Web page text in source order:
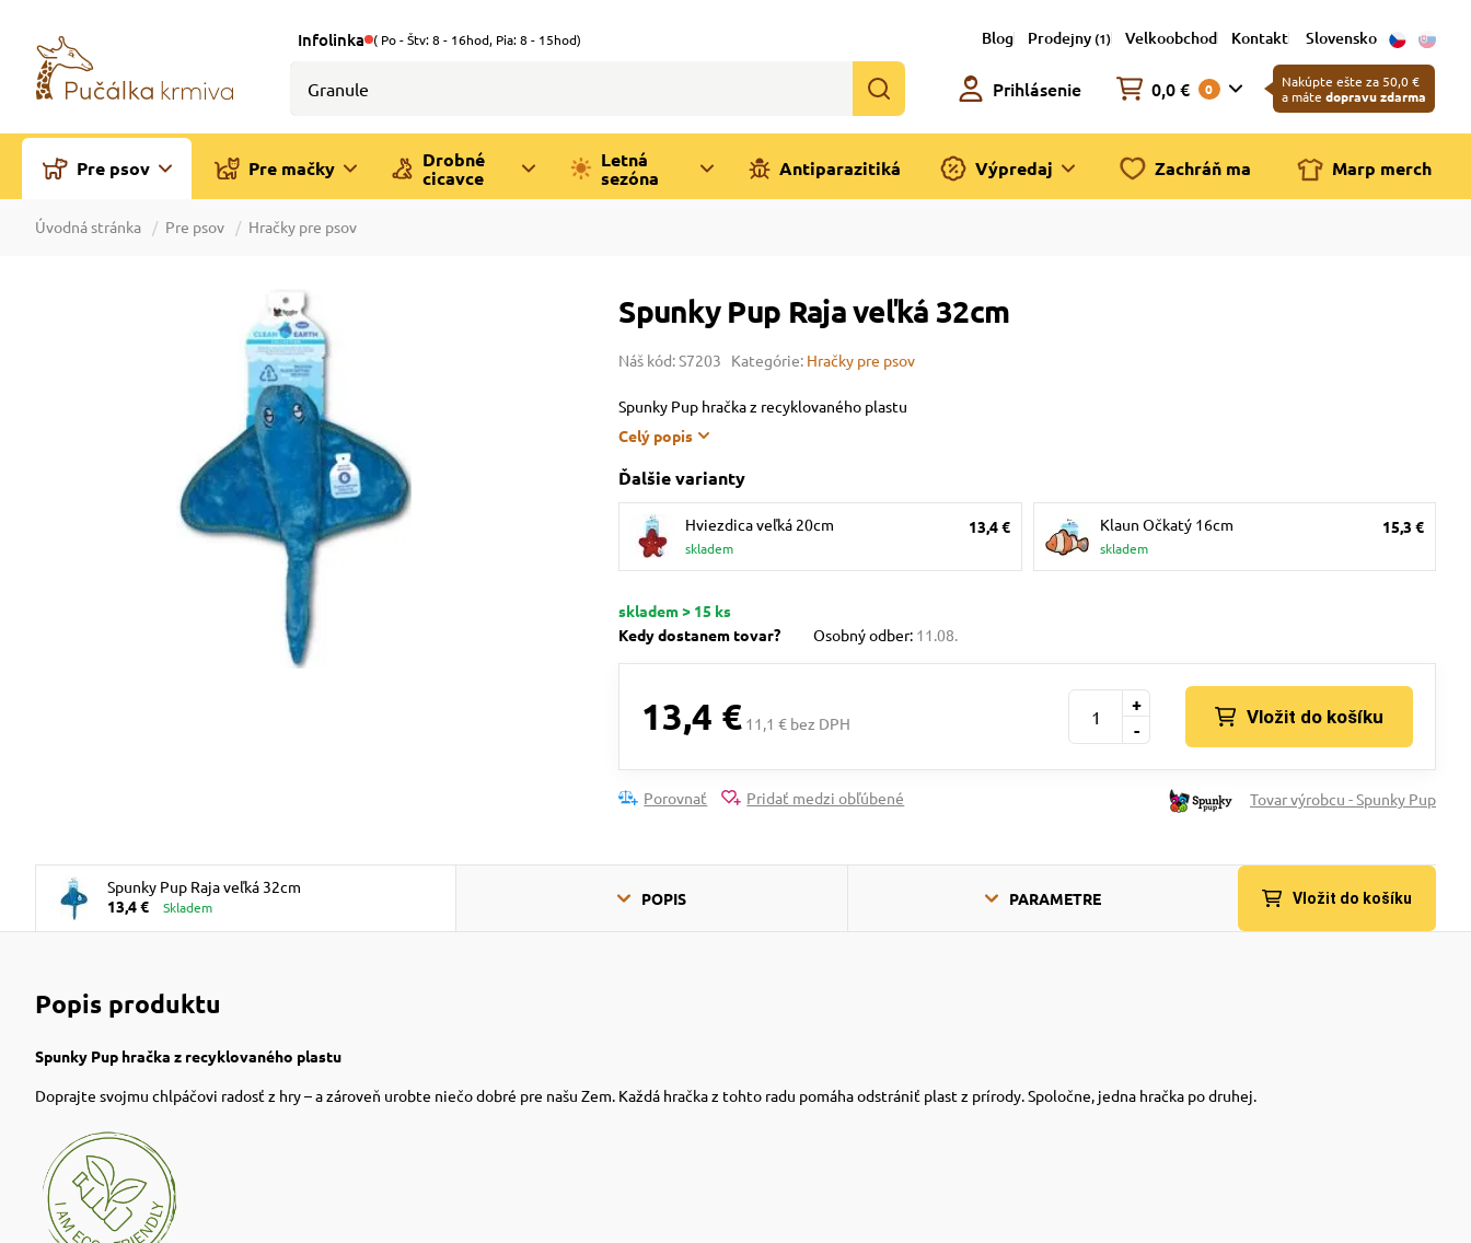
Infolinka ( Po - Štv: 8 - 16hod, Pia: 8 - 15hod) Blog Prodejny (1) Velkoobchod Kontakt Slovensko
Prihlásenie 0,0 € 0
Nakúpte ešte za 50,0 €
a máte dopravu zdarma
Pre psov Pre mačky
Drobné
cicavce
Letná
sezóna
Antiparazitiká Výpredaj Zachráň ma Marp merch
Úvodná stránka Pre psov Hračky pre psov
Spunky Pup Raja veľká 32cm
Náš kód: S7203 Kategórie: Hračky pre psov
Spunky Pup hračka z recyklovaného plastu
Celý popis
Ďalšie varianty
Hviezdica veľká 20cm
skladem
13,4 € Klaun Očkatý 16cm
skladem
15,3 €
skladem > 15 ks
Kedy dostanem tovar?
Osobný odber: 11.08.
13,4 € 11,1 € bez DPH -
+
Vložit do košíku
Porovnať Pridať medzi obľúbené Tovar výrobcu - Spunky Pup
Spunky Pup Raja veľká 32cm
13,4 €
Skladem POPIS PARAMETRE Vložit do košíku
Popis produktu
Spunky Pup hračka z recyklovaného plastu
Doprajte svojmu chlpáčovi radosť z hry – a zároveň urobte niečo dobré pre našu Zem. Každá hračka z tohto radu pomáha odstrániť plast z prírody. Spoločne, jedna hračka po druhej.